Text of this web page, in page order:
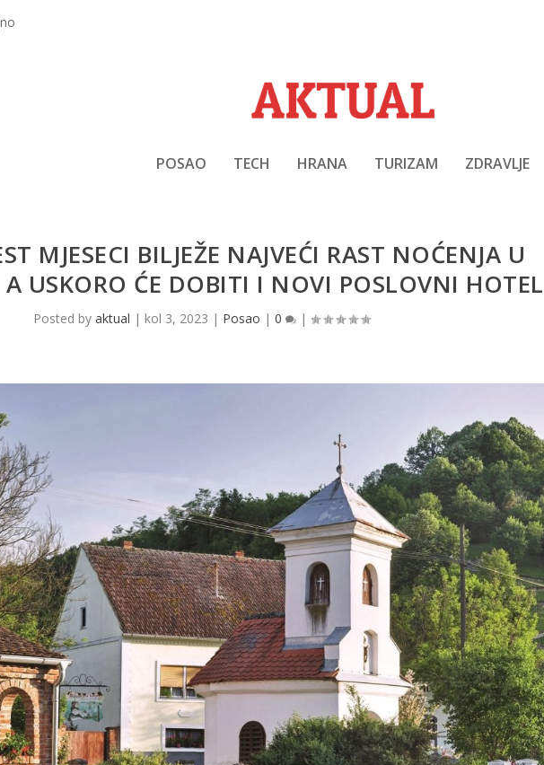
POSAO TECH HRANA TURIZAM ZDRAVLJE
MJESECI BILJEŽE NAJVEĆI RAST NOĆENJA U
A USKORO ĆE DOBITI I NOVI POSLOVNI HOTEL
Posted byaktual | kol 3, 2023 | Posao |0 |